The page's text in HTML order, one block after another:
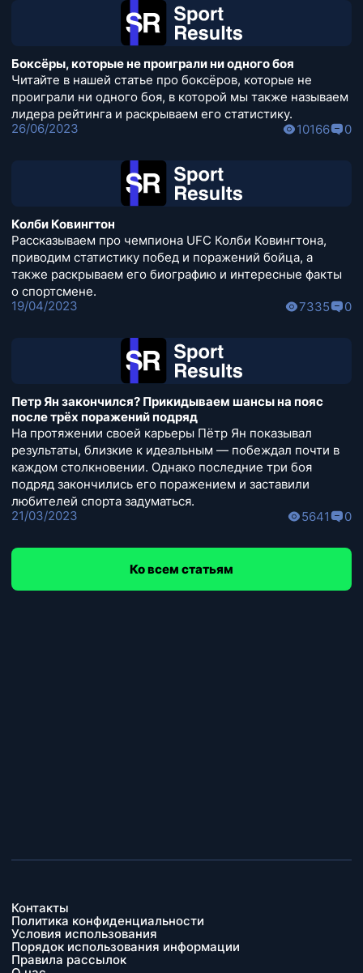
Боксёры, которые не проиграли ни одного боя
Читайте в нашей статье про боксёров, которые не
проиграли ни одного боя, в которой мы также называем
лидера рейтинга и раскрываем его статистику.
26/06/2023
10166 0
Колби Ковингтон
Рассказываем про чемпиона UFC Колби Ковингтона,
приводим статистику побед и поражений бойца, а
также раскрываем его биографию и интересные факты
о спортсмене.
19/04/2023
7335 0
Петр Ян закончился? Прикидываем шансы на пояс
после трёх поражений подряд
На протяжении своей карьеры Пётр Ян показывал
результаты, близкие к идеальным — побеждал почти в
каждом столкновении. Однако последние три боя
подряд закончились его поражением и заставили
любителей спорта задуматься.
21/03/2023
5641 0
Ко всем статьям
Контакты
Политика конфиденциальности
Условия использования
Порядок использования информации
Правила рассылок